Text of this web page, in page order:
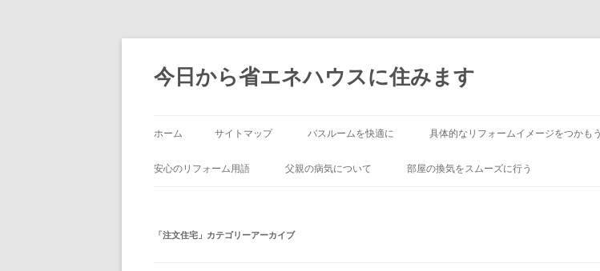
今日から省エネハウスに住みます
ン
ホーム サイトマップ バスルームを快適に 具体的なリフォームイメージをつかもう
安心のリフォーム用語 父親の病気について 部屋の換気をスムーズに行う
「注文住宅 」カテゴリーアーカイブ